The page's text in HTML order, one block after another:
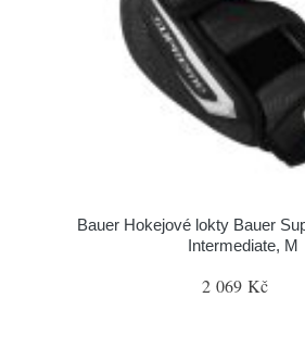
Bauer Hokejové lokty Bauer
Intermediate, M
2 069 Kč